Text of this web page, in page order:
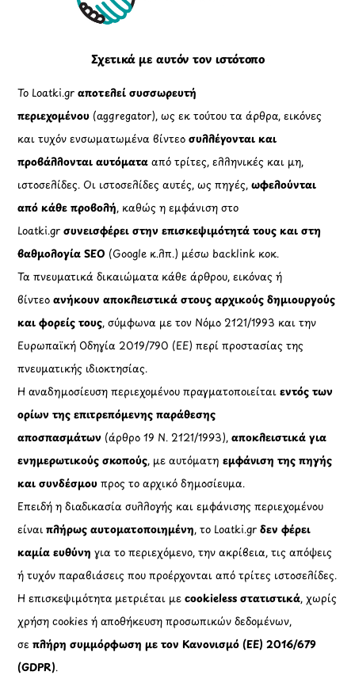
Σχετικά με αυτόν τον ιστότοπο
Το Loatki.grαποτελεί συσσωρευτή
περιεχομένου (aggregator), ως εκ τούτου τα άρθρα, εικόνες
και τυχόν ενσωματωμένα βίντεοσυλλέγονται και
προβάλλονται αυτόματααπό τρίτες, ελληνικές και μη,
ιστοσελίδες. Οι ιστοσελίδες αυτές, ως πηγές,ωφελούνται
από κάθε προβολή, καθώς η εμφάνιση στο
Loatki.gr συνεισφέρει στην επισκεψιμότητά τους και στη
βαθμολογία SEO (Google κ.λπ.) μέσω backlink κοκ.
Τα πνευματικά δικαιώματα κάθε άρθρου, εικόνας ή
βίντεοανήκουν αποκλειστικά στους αρχικούς δημιουργούς
και φορείς τους, σύμφωνα με τον Νόμο 2121/1993 και την
Ευρωπαϊκή Οδηγία 2019/790 (ΕΕ) περί προστασίας της
πνευματικής ιδιοκτησίας.
Η αναδημοσίευση περιεχομένου πραγματοποιείταιεντός των
ορίων της επιτρεπόμενης παράθεσης
αποσπασμάτων (άρθρο 19 Ν. 2121/1993), αποκλειστικά για
ενημερωτικούς σκοπούς, με αυτόματηεμφάνιση της πηγής
και συνδέσμου προς το αρχικό δημοσίευμα.
Επειδή η διαδικασία συλλογής και εμφάνισης περιεχομένου
είναιπλήρως αυτοματοποιημένη, το Loatki.grδεν φέρει
καμία ευθύνη για το περιεχόμενο, την ακρίβεια, τις απόψεις
ή τυχόν παραβιάσεις που προέρχονται από τρίτες ιστοσελίδες.
Η επισκεψιμότητα μετριέται μεcookieless στατιστικά, χωρίς
χρήση cookies ή αποθήκευση προσωπικών δεδομένων,
σεπλήρη συμμόρφωση με τον Κανονισμό (ΕΕ) 2016/679
(GDPR).